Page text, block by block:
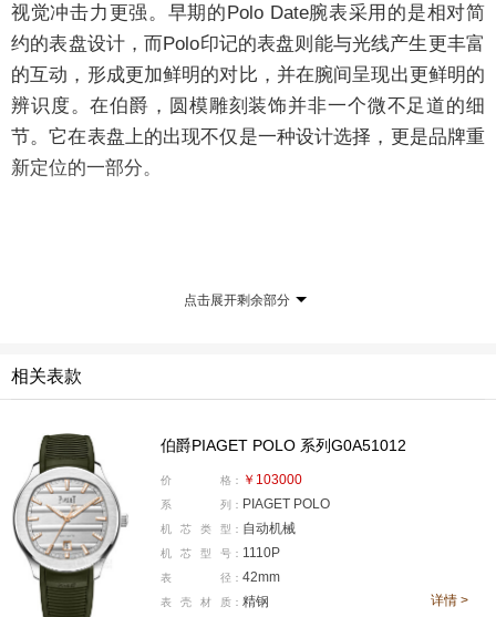
视觉冲击力更强。早期的Polo Date腕表采用的是相对简
约的表盘设计，而Polo印记的表盘则能与光线产生更丰富
的互动，形成更加鲜明的对比，并在腕间呈现出更鲜明的
辨识度。在伯爵，圆模雕刻装饰并非一个微不足道的细
节。它在表盘上的出现不仅是一种设计选择，更是品牌重
新定位的一部分。
在初代伯爵Polo腕表上，圆模雕刻装饰定义了整枚腕
表的形态，将表壳与表带融合为一个连续的整体。而在现
代款伯爵 Polo腕表中，这一装饰元素的运用方式则成为
点击展开剩余部分
相关表款
伯爵PIAGET POLO 系列G0A51012
价 格： ￥103000
系 列： PIAGET POLO
机 芯 类 型： 自动机械
机 芯 型 号： 1110P
表 径： 42mm
表 壳 材 质： 精钢 详情 >